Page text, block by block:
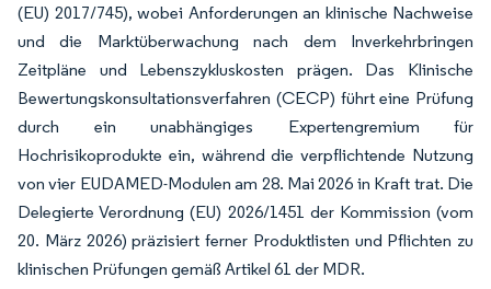
(EU) 2017/745), wobei Anforderungen an klinische Nachweise
und die Marktüberwachung nach dem Inverkehrbringen
Zeitpläne und Lebenszykluskosten prägen. Das Klinische
Bewertungskonsultationsverfahren (CECP) führt eine Prüfung
durch ein unabhängiges Expertengremium für
Hochrisikoprodukte ein, während die verpflichtende Nutzung
von vier EUDAMED-Modulen am 28. Mai 2026 in Kraft trat. Die
Delegierte Verordnung (EU) 2026/1451 der Kommission (vom
20. März 2026) präzisiert ferner Produktlisten und Pflichten zu
klinischen Prüfungen gemäß Artikel 61 der MDR.